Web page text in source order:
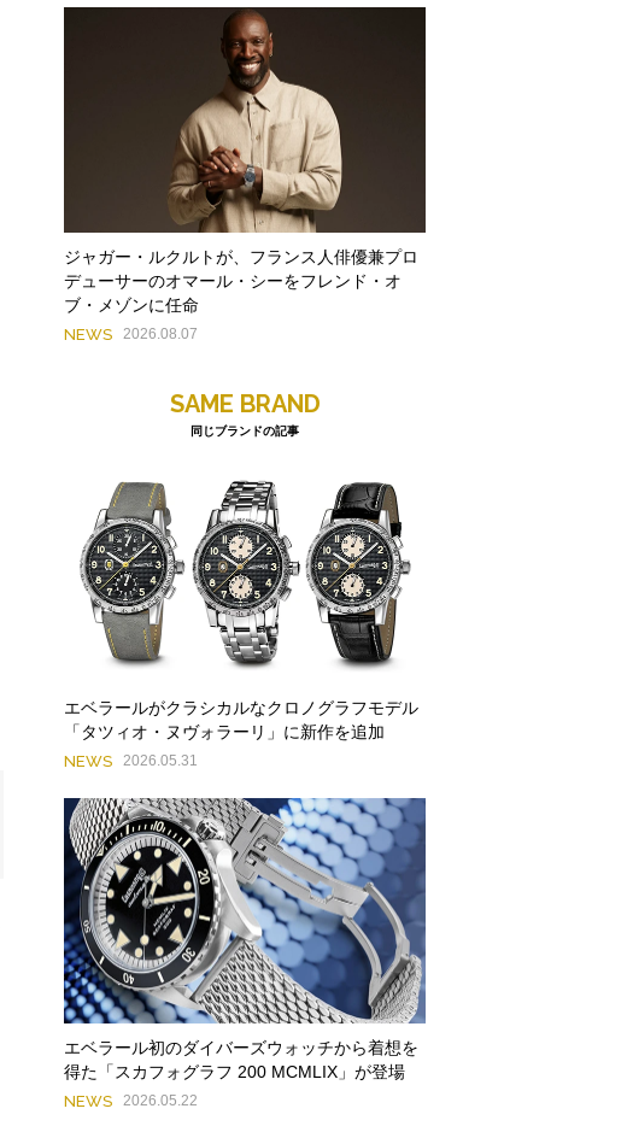
ジャガー・ルクルトが、フランス人俳優兼プロ
デューサーのオマール・シーをフレンド・オ
ブ・メゾンに任命
NEWS 2026.08.07
SAME BRAND
同じブランドの記事
エベラールがクラシカルなクロノグラフモデル
「タツィオ・ヌヴォラーリ」に新作を追加
NEWS 2026.05.31
エベラール初のダイバーズウォッチから着想を
得た「スカフォグラフ 200 MCMLIX」が登場
NEWS 2026.05.22